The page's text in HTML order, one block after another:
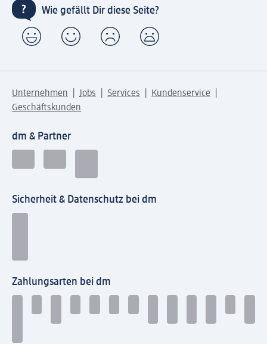
Wie gefällt Dir diese Seite?
Unternehmen Jobs Services
Kundenservice
Geschäftskunden
dm & Partner
Sicherheit & Datenschutz bei dm
Zahlungsarten bei dm